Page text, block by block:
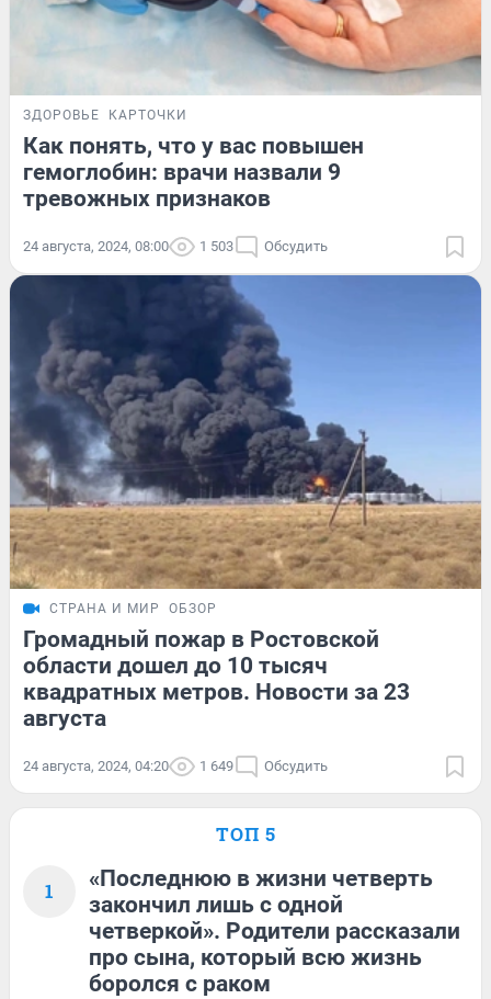
ЗДОРОВЬЕ КАРТОЧКИ
Как понять, что у вас повышен
гемоглобин: врачи назвали 9
тревожных признаков
24 августа, 2024, 08:00 1 503 Обсудить
СТРАНА И МИР ОБЗОР
Громадный пожар в Ростовской
области дошел до 10 тысяч
квадратных метров. Новости за 23
августа
24 августа, 2024, 04:20 1 649 Обсудить
ТОП 5
1
«Последнюю в жизни четверть
закончил лишь с одной
четверкой». Родители рассказали
про сына, который всю жизнь
боролся с раком